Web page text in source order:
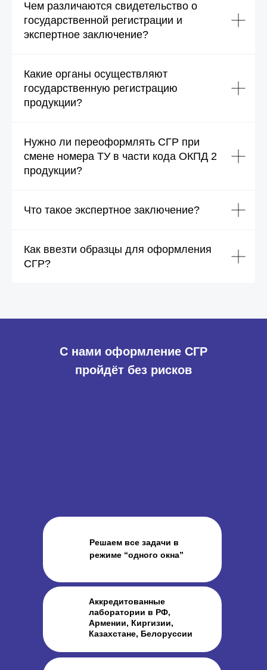
Чем различаются свидетельство о
государственной регистрации и
экспертное заключение?
Какие органы осуществляют
государственную регистрацию
продукции?
Нужно ли переоформлять СГР при
смене номера ТУ в части кода ОКПД 2
продукции?
Что такое экспертное заключение?
Как ввезти образцы для оформления
СГР?
С нами оформление СГР
пройдёт без рисков
Решаем все задачи в
режиме “одного окна”
Аккредитованные
лаборатории в РФ,
Армении, Киргизии,
Казахстане, Белоруссии